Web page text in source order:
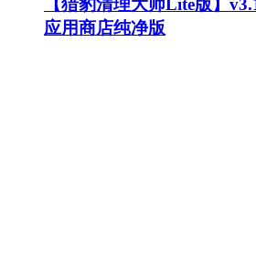
【猎豹清理大师Lite版】
应用商店纯净版